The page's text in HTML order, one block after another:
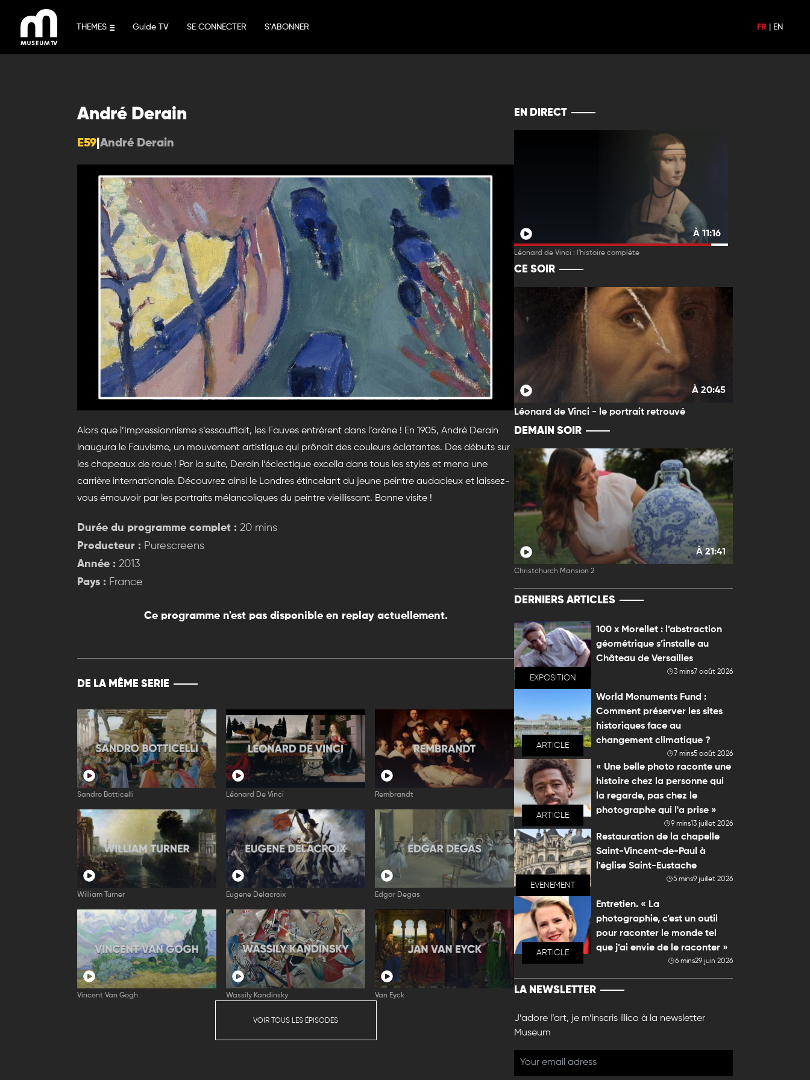
contenu
THEMES Guide TV SE CONNECTER S’ABONNER FR EN
André Derain
E59 André Derain
Alors que l’Impressionnisme s’essoufflait, les Fauves entrèrent dans l’arène ! En 1905, André Derain
inaugura le Fauvisme, un mouvement artistique qui prônait des couleurs éclatantes. Des débuts sur
les chapeaux de roue ! Par la suite, Derain l’éclectique excella dans tous les styles et mena une
carrière internationale. Découvrez ainsi le Londres étincelant du jeune peintre audacieux et laissez-
vous émouvoir par les portraits mélancoliques du peintre vieillissant. Bonne visite !
Durée du programme complet : 20 mins
Producteur : Purescreens
Année : 2013
Pays : France
Ce programme n'est pas disponible en replay actuellement.
DE LA MÊME SERIE
Sandro Botticelli Léonard De Vinci Rembrandt
William Turner Eugene Delacroix Edgar Degas
Vincent Van Gogh Wassily Kandinsky Van Eyck
VOIR TOUS LES ÉPISODES
EN DIRECT
À 11:16
Léonard de Vinci : l'histoire complète
CE SOIR
À 20:45
Léonard de Vinci - le portrait retrouvé
DEMAIN SOIR
À 21:41
Christchurch Mansion 2
DERNIERS ARTICLES
EXPOSITION
100 x Morellet : l’abstraction
géométrique s’installe au
Château de Versailles
3 mins7 août 2026
ARTICLE
World Monuments Fund :
Comment préserver les sites
historiques face au
changement climatique ?
7 mins5 août 2026
ARTICLE
« Une belle photo raconte une
histoire chez la personne qui
la regarde, pas chez le
photographe qui l'a prise »
9 mins13 juillet 2026
EVENEMENT
Restauration de la chapelle
Saint-Vincent-de-Paul à
l'église Saint-Eustache
5 mins9 juillet 2026
ARTICLE
Entretien. « La
photographie, c’est un outil
pour raconter le monde tel
que j’ai envie de le raconter »
6 mins29 juin 2026
LA NEWSLETTER
J’adore l’art, je m’inscris illico à la newsletter
Museum